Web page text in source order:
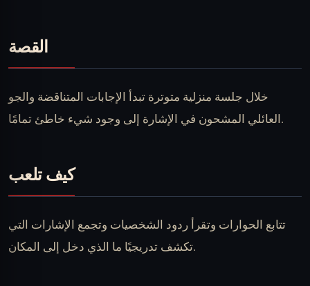
القصة
خلال جلسة منزلية متوترة تبدأ الإجابات المتناقضة والجو
العائلي المشحون في الإشارة إلى وجود شيء خاطئ تمامًا.
كيف تلعب
تتابع الحوارات وتقرأ ردود الشخصيات وتجمع الإشارات التي
تكشف تدريجيًا ما الذي دخل إلى المكان.